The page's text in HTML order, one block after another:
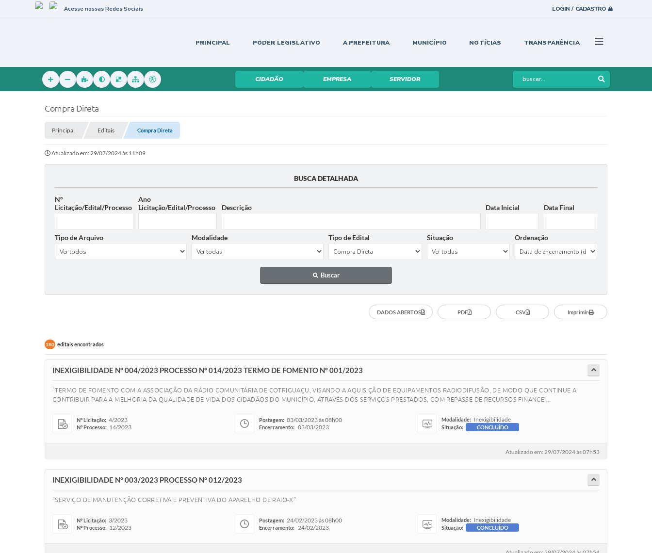
LOGIN / CADASTRO
Acesse nossas Redes Sociais
PRINCIPAL PODER LEGISLATIVO A PREFEITURA MUNICÍPIO NOTÍCIAS TRANSPARÊNCIA
CIDADÃO EMPRESA SERVIDOR
Compra Direta
Principal Editais Compra Direta
Atualizado em: 29/07/2024 às 11h09
BUSCA DETALHADA
Nº
Licitação/Edital/Processo
Ano
Licitação/Edital/Processo
Descrição Data Inicial Data Final
Tipo de Arquivo Modalidade Tipo de Edital Situação Ordenação
Buscar
DADOS ABERTOS PDF CSV Imprimir
180 editais encontrados
INEXIGIBILIDADE Nº 004/2023 PROCESSO Nº 014/2023 TERMO DE FOMENTO Nº 001/2023
"TERMO DE FOMENTO COM A ASSOCIAÇÃO DA RÁDIO COMUNITÁRIA DE COTRIGUAÇU, VISANDO A AQUISIÇÃO DE EQUIPAMENTOS RADIODIFUSÃO, DE MODO QUE CONTINUE A
CONTRIBUIR PARA A MELHORIA DA QUALIDADE DE VIDA DOS CIDADÃOS DO MUNICÍPIO, ATRAVÉS DOS SERVIÇOS PRESTADOS, COM REPASSE DE RECURSOS FINANCEI...
Nº Licitação: 4/2023
Nº Processo: 14/2023
Postagem: 03/03/2023 às 08h00
Encerramento: 03/03/2023
Modalidade: Inexigibilidade
Situação: CONCLUÍDO
Atualizado em: 29/07/2024 às 07h53
INEXIGIBILIDADE Nº 003/2023 PROCESSO Nº 012/2023
"SERVIÇO DE MANUTENÇÃO CORRETIVA E PREVENTIVA DO APARELHO DE RAIO-X"
Nº Licitação: 3/2023
Nº Processo: 12/2023
Postagem: 24/02/2023 às 08h00
Encerramento: 24/02/2023
Modalidade: Inexigibilidade
Situação: CONCLUÍDO